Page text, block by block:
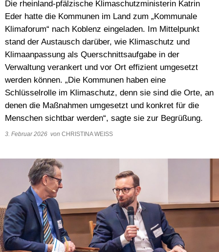
Beauftragte
Die rheinland-pfälzische Klimaschutzministerin Katrin
Eder hatte die Kommunen im Land zum „Kommunale
Klimaforum“ nach Koblenz eingeladen. Im Mittelpunkt
stand der Austausch darüber, wie Klimaschutz und
Klimaanpassung als Querschnittsaufgabe in der
Verwaltung verankert und vor Ort effizient umgesetzt
werden können. „Die Kommunen haben eine
Schlüsselrolle im Klimaschutz, denn sie sind die Orte, an
denen die Maßnahmen umgesetzt und konkret für die
Menschen sichtbar werden“, sagte sie zur Begrüßung.
3. Februar 2026 von CHRISTINA WEISS